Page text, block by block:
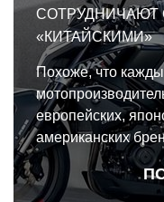
СОТРУДНИЧАЮТ
«КИТАЙСКИМИ»
Похоже, что
европейских,
американских
партнёрское
каким-нибудь